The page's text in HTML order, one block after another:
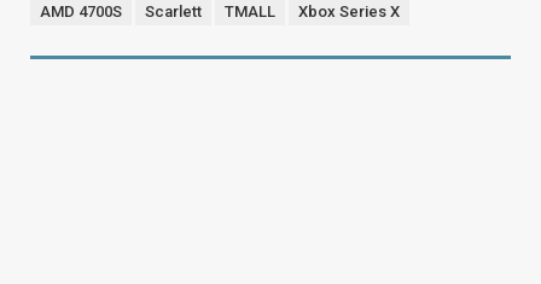
AMD 4700S Scarlett TMALL Xbox Series X